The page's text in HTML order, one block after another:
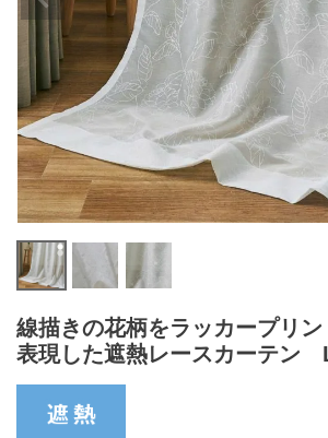
線描きの花柄をラッカープリ
表現した遮熱レースカーテン